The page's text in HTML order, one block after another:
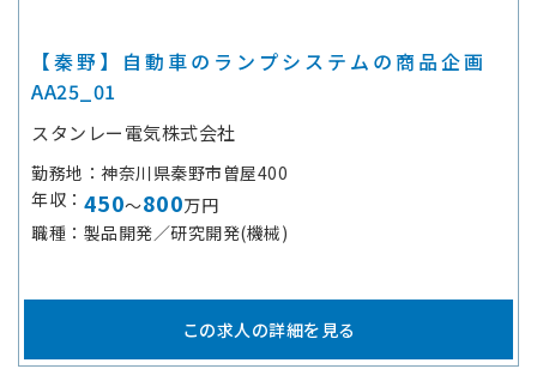
【秦野】自動車のランプシステムの商品企画
AA25_01
スタンレー電気株式会社
勤務地
神奈川県秦野市曽屋400
年収
450～800万円
職種
製品開発／研究開発(機械)
この求人の詳細を見る